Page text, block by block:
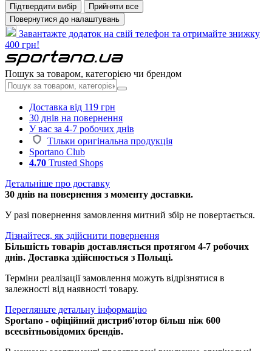
Підтвердити вибір
Прийняти все
Повернутися до налаштувань
Завантажте додаток на свій телефон та отримайте знижку
400 грн!
Пошук за товаром, категорією чи брендом
Доставка від 119 грн
30 днів на повернення
У вас за 4-7 робочих днів
Тільки оригінальна продукція
Sportano Club
4.70 Trusted Shops
Детальніше про доставку
30 днів на повернення з моменту доставки.
У разі повернення замовлення митний збір не повертається.
Дізнайтеся, як здійснити повернення
Більшість товарів доставляється протягом 4-7 робочих
днів. Доставка здійснюється з Польщі.
Терміни реалізації замовлення можуть відрізнятися в
залежності від наявності товару.
Перегляньте детальну інформацію
Sportano - офіційний дистриб'ютор більш ніж 600
всесвітньовідомих брендів.